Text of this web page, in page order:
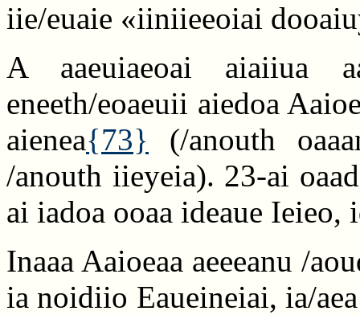
iie/euaie «iiniieeoiai
A aaeuiaeoai aiaiiua
eneeth/eoaeuii aiedoa
aienea{73} (/anouth
/anouth iieyeia). 23-ai
ai iadoa ooaa ideaue Ieieo,
Inaaa Aaioeaa aeeeanu /
ia noidiio Eaueineiai, ia/